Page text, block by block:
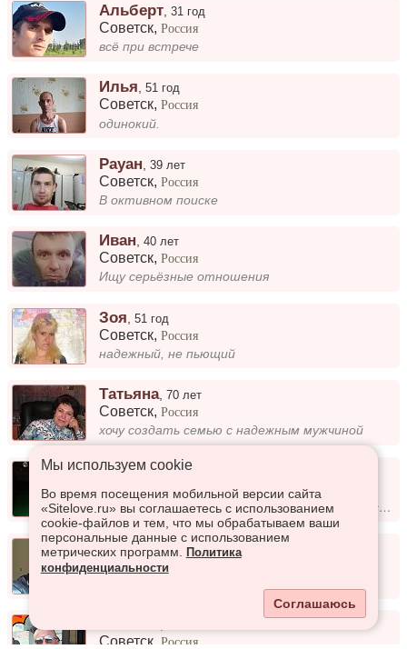
Альберт ,31 год
Советск,Россия
всё при встрече
Илья,51 год
Советск,Россия
одинокий.
Рауан ,39 лет
Советск,Россия
В октивном поиске
Иван,40 лет
Советск,Россия
Ищу серьёзные отношения
Зоя ,51 год
Советск,Россия
надежный, не пьющий
Татьяна,70 лет
Советск,Россия
хочу создать семью с надежным мужчиной
Nastya ,19 лет
Советск,Россия
Я тихая спокойная люблю ходить гулять и слушать музыку
Павел,38 лет
Советск,Россия
Советск ,Россия
Мы используем сookie
Во время посещения мобильной версии сайта
«Sitelove.ru» вы соглашаетесь с использованием
cookie-файлов и тем, что мы обрабатываем ваши
персональные данные с использованием
метрических программ.
Политика
конфиденциальности
Соглашаюсь